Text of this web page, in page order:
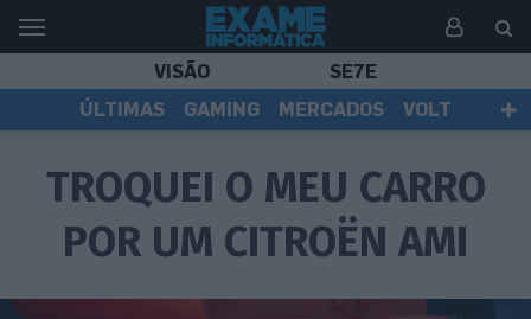
VISÃO
SE7E
ÚLTIMAS
GAMING MERCADOS
VOLT
TROQUEI O MEU CARRO
POR UM CITROËN AMI